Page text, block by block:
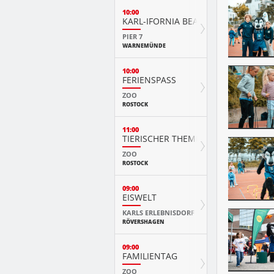
10:00
KARL-IFORNIA BEACH SANDWELTEN
PIER 7
WARNEMÜNDE
10:00
FERIENSPASS
ZOO
ROSTOCK
11:00
TIERISCHER THEMENTAG
ZOO
ROSTOCK
09:00
EISWELT
KARLS ERLEBNISDORF
RÖVERSHAGEN
09:00
FAMILIENTAG
ZOO